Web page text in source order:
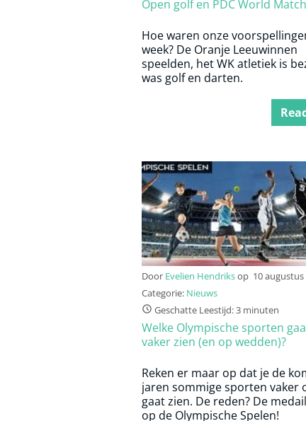
Open golf en PDC World
Hoe waren onze
week? De Oranje Leeuwinnen
speelden, het WK atletiek is
was golf en darten.
Door Evelien Hendriksop 10 augustus
Categorie: Nieuws
Geschatte Leestijd: 3 minuten
Welke Olympische sporten
vaker zien (en op wedden)?
Reken er maar op dat je de
jaren sommige sporten vaker
gaat zien. De reden? De
op de Olympische Spelen!